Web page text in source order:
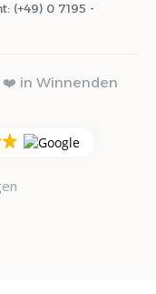
(+49) 0 7195 -
in Winnenden